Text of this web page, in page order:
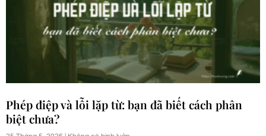
Phép điệp và lỗi lặp từ: bạn đã biết cách phân
biệt chưa?